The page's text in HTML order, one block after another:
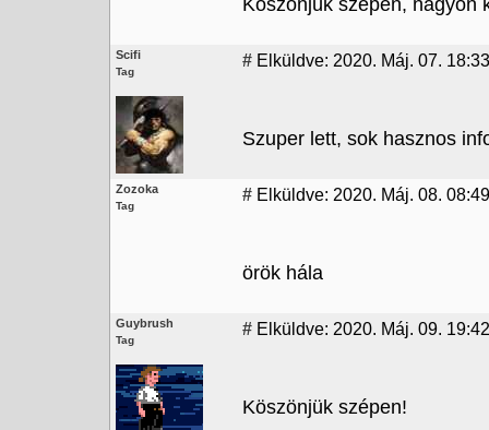
Köszönjük szépen, nagyon
Scifi
Tag
# Elküldve: 2020. Máj. 07. 18:33
Szuper lett, sok hasznos
Zozoka
Tag
# Elküldve: 2020. Máj. 08. 08:49
örök hála
Guybrush
Tag
# Elküldve: 2020. Máj. 09. 19:42
Köszönjük szépen!